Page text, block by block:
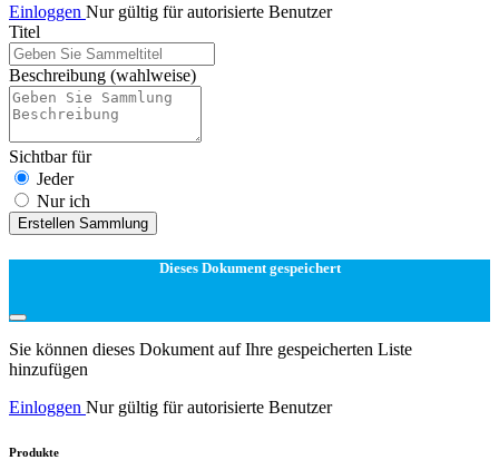
Einloggen Nur gültig für autorisierte Benutzer
Titel
Beschreibung (wahlweise)
Sichtbar für
Jeder
Nur ich
Erstellen Sammlung
Dieses Dokument gespeichert
Sie können dieses Dokument auf Ihre gespeicherten Liste
hinzufügen
Einloggen Nur gültig für autorisierte Benutzer
Produkte